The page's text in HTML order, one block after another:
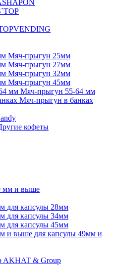
Мяч-прыгун 25мм
Мяч-прыгун 27мм
Мяч-прыгун 32мм
Мяч-прыгун 45мм
Мяч-прыгун 55-64 мм
Мяч-прыгун в банках
кофеты
мм и выше
для капсулы 28мм
для капсулы 34мм
для капсулы 45мм
для капсулы 49мм и
AKHAT & Group